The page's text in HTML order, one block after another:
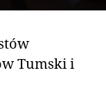
Tumski i